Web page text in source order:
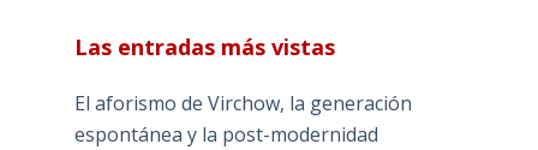
Las entradas más vistas
El aforismo de Virchow, la generación
espontánea y la post-modernidad